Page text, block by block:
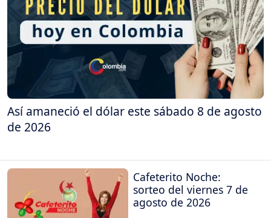
Así amaneció el dólar este sábado 8 de agosto
de 2026
Cafeterito Noche:
sorteo del viernes 7 de
agosto de 2026